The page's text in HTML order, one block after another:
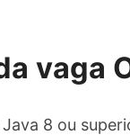
vaga
8 ou